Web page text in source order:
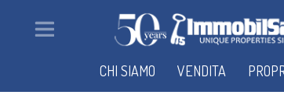
CHI SIAMO VENDITA